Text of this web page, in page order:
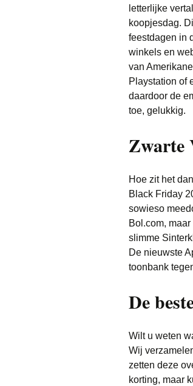
letterlijke
koopjesdag.
feestdagen in
winkels en
van
Playstation of
daardoor de
toe, gelukkig.
Zwarte
Hoe zit het
Black Friday
sowieso
Bol.com,
slimme
De nieuwste
toonbank
De
Wilt u weten
Wij
zetten deze
korting, maar